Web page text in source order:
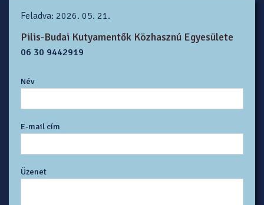
Feladva: 2026. 05. 21.
Pilis-Budai Kutyamentők Közhasznú Egyesülete
06 30 9442919
Név
E-mail cím
Üzenet